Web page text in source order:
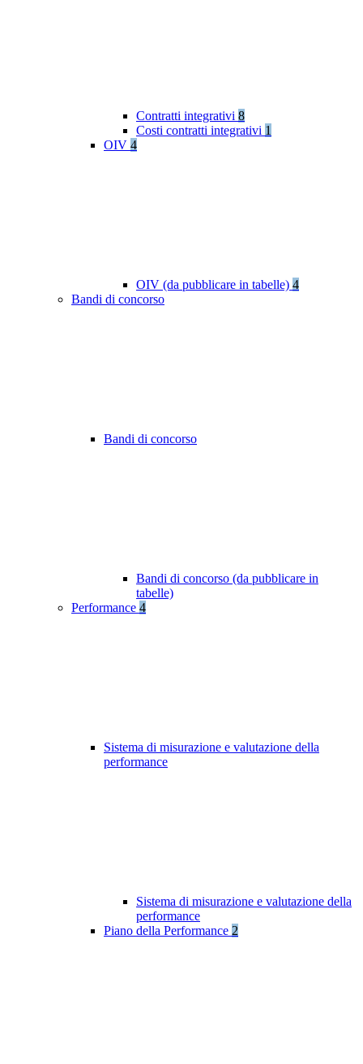
Contratti integrativi 8
Costi contratti integrativi 1
OIV 4
OIV (da pubblicare in tabelle) 4
Bandi di concorso
Bandi di concorso
Bandi di concorso (da pubblicare in
tabelle)
Performance 4
Sistema di misurazione e valutazione della
performance
Sistema di misurazione e valutazione della
performance
Piano della Performance 2